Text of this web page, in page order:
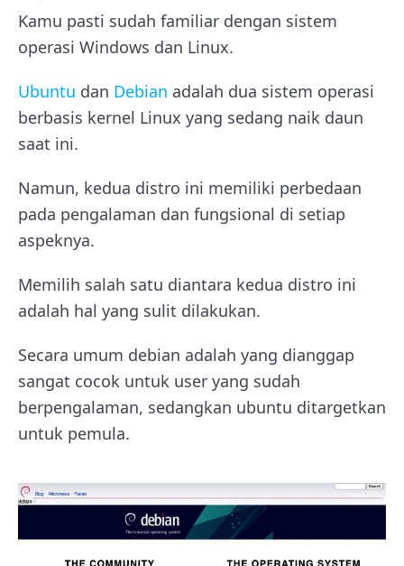
Kamu pasti sudah familiar dengan sistem
operasi Windows dan Linux.
Ubuntu dan Debian adalah dua sistem operasi
berbasis kernel Linux yang sedang naik daun
saat ini.
Namun, kedua distro ini memiliki perbedaan
pada pengalaman dan fungsional di setiap
aspeknya.
Memilih salah satu diantara kedua distro ini
adalah hal yang sulit dilakukan.
Secara umum debian adalah yang dianggap
sangat cocok untuk user yang sudah
berpengalaman, sedangkan ubuntu ditargetkan
untuk pemula.